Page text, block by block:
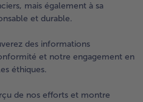
7 plats au choix
mais également à sa
et durable.
des informations
et notre engagement en
éthiques.
de nos efforts et montre